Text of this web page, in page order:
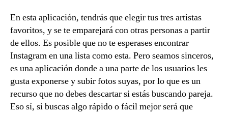
En esta aplicación, tendrás que elegir tus tres artistas
favoritos, y se te emparejará con otras personas a partir
de ellos. Es posible que no te esperases encontrar
Instagram en una lista como esta. Pero seamos sinceros,
es una aplicación donde a una parte de los usuarios les
gusta exponerse y subir fotos suyas, por lo que es un
recurso que no debes descartar si estás buscando pareja.
Eso sí, si buscas algo rápido o fácil mejor será que